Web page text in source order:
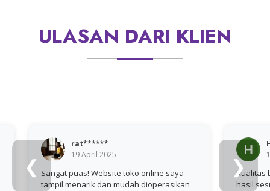
ULASAN DARI KLIEN
❮ ❯
Hel**
10 March 2025
Kualitas bagus, pengerjaan cepat, dan
hasil sesuai permintaan. Pasti order lagi!